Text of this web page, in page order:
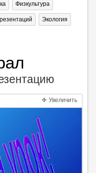
Физкультура
Экология
Увеличить